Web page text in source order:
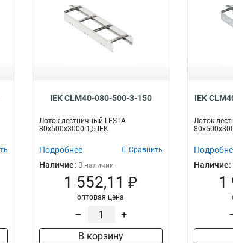
IEK CLM40-080-500-3-150
Лоток лестничный LESTA
80х500х3000-1,5 IEK
Подробнее Сравнить
Наличие: В наличии
1 552,11 ₽
оптовая цена
– +
В корзину
IEK
Лоток
Наличие:
1